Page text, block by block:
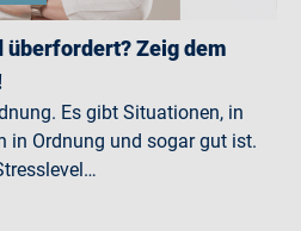
überfordert? Zeig dem
Es gibt Situationen, in
in Ordnung und sogar gut ist.